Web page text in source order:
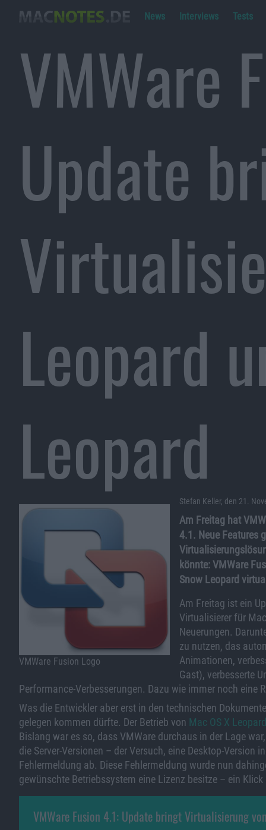
News Interviews Tests
VMWare
Update
Leopard
Leopard
Stefan Keller, den 21.
VMWare Fusion Logo
Am Freitag hat
4.1. Neue Features
könnte: VMWare
Snow Leopard
Am Freitag ist ein
Virtualisierer für
Neuerungen.
zu nutzen, das
Animationen,
Gast), verbesserte
Performance-Verbesserungen. Dazu wie immer noch eine
Was die Entwickler aber erst in den technischen
gelegen kommen dürfte. Der Betrieb von Mac OS X Leopard
Bislang war es so, dass VMWare durchaus in der Lage
die Server-Versionen – der Versuch, eine Desktop-
Fehlermeldung ab. Diese Fehlermeldung wurde nun
gewünschte Betriebssystem eine Lizenz besitze – ein
VMWare Fusion 4.1: Update bringt Virtualisierung